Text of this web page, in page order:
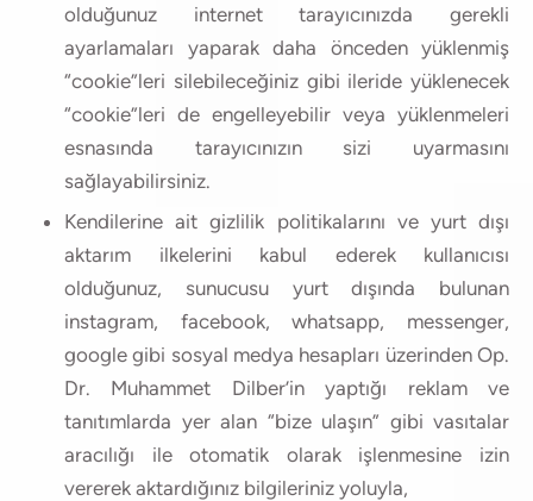
olduğunuz internet tarayıcınızda gerekli
ayarlamaları yaparak daha önceden yüklenmiş
“cookie”leri silebileceğiniz gibi ileride yüklenecek
“cookie”leri de engelleyebilir veya yüklenmeleri
esnasında tarayıcınızın sizi uyarmasını
sağlayabilirsiniz.
Kendilerine ait gizlilik politikalarını ve yurt dışı
aktarım ilkelerini kabul ederek kullanıcısı
olduğunuz, sunucusu yurt dışında bulunan
instagram, facebook, whatsapp, messenger,
google gibi sosyal medya hesapları üzerinden Op.
Dr. Muhammet Dilber’in yaptığı reklam ve
tanıtımlarda yer alan “bize ulaşın” gibi vasıtalar
aracılığı ile otomatik olarak işlenmesine izin
vererek aktardığınız bilgileriniz yoluyla,